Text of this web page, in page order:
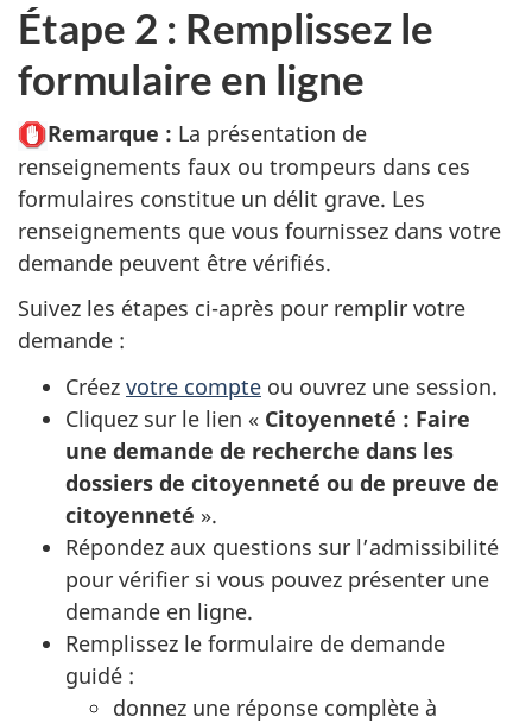
Étape 2 : Remplissez le
formulaire en ligne
Remarque : La présentation de
renseignements faux ou trompeurs dans ces
formulaires constitue un délit grave. Les
renseignements que vous fournissez dans votre
demande peuvent être vérifiés.
Suivez les étapes ci-après pour remplir votre
demande :
Créez votre compte ou ouvrez une session.
Cliquez sur le lien « Citoyenneté : Faire
une demande de recherche dans les
dossiers de citoyenneté ou de preuve de
citoyenneté ».
Répondez aux questions sur l’admissibilité
pour vérifier si vous pouvez présenter une
demande en ligne.
Remplissez le formulaire de demande
guidé :
donnez une réponse complète à